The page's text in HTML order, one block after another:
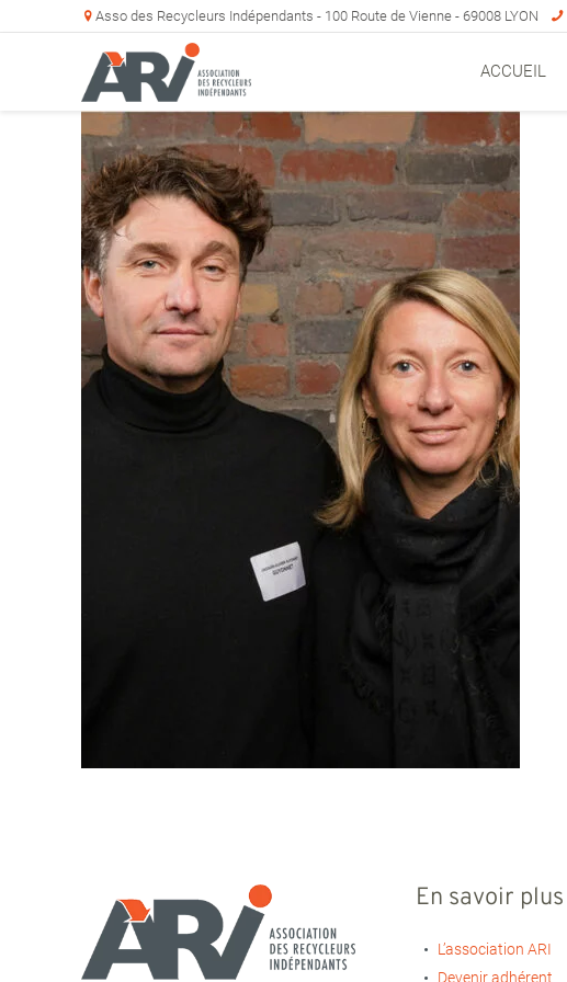
Asso des Recycleurs Indépendants - 100 Route de Vienne - 69008 LYON
ACCUEIL
En savoir plus
L’association ARI
Devenir adhérent